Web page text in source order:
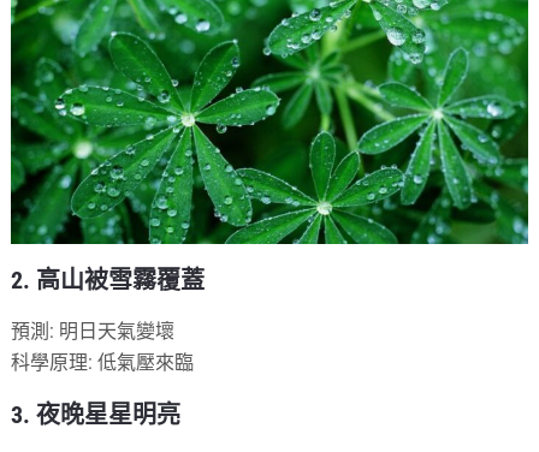
2. 高山被雪霧覆蓋
預測: 明日天氣變壞
科學原理: 低氣壓來臨
3. 夜晚星星明亮